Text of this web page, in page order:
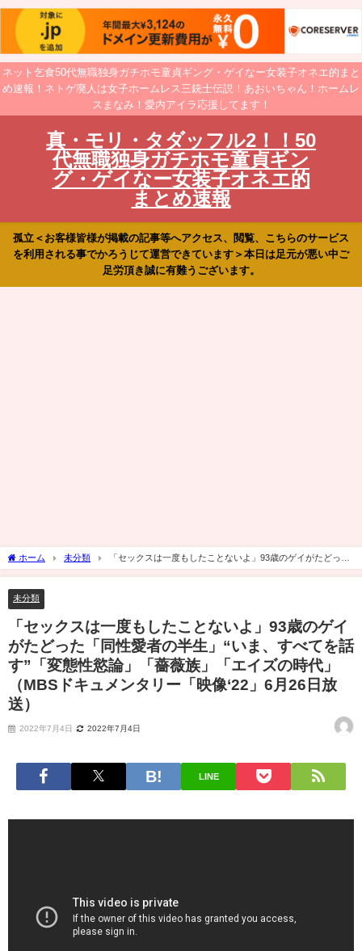
ネット乞食50代無職独身ガチホモ童貞ギング・ゲイなー女装子オネエ的まと
め速報！ネトゲ廃人は女子ホームレス三銃士伝説！あおいちゃん！ホームレ
スまなみ！愛内アイラ応援してます！
真・モリ・タダッフル2！！50
代無職独身ガチホモ童貞ギン
グ・ゲイなー女装子オネエ的
まとめ速報
孤立＜お客様皆様が掲載の記事等へアクセス、閲覧、こちらのサービス
を利用される事でかろうじて運営できています＞本日は足元が悪い中ご
足労頂き誠に有難うございます。
ホーム 未分類
「セックスは一度もしたことないよ」93歳のゲイがたどった
「同性愛者の半生」“いま、すべてを話す”「変態性慾論」「薔薇族」「エイズの時代」
未分類
「セックスは一度もしたことないよ」93歳のゲイ
がたどった「同性愛者の半生」“いま、すべてを話
す”「変態性慾論」「薔薇族」「エイズの時代」
（MBSドキュメンタリー「映像‘22」6月26日放
送）
2022年7月4日 2022年7月4日
LINE